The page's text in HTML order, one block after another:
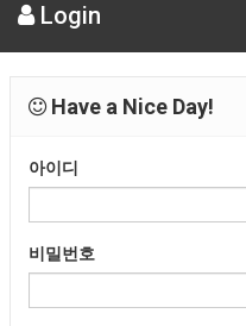
Login
Have a Nice Day!
아이디
비밀번호